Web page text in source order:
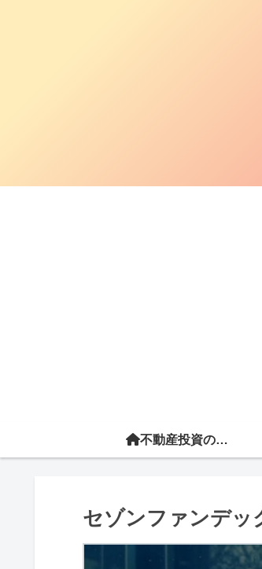
不動産投資の教科書
セゾンファンデッ